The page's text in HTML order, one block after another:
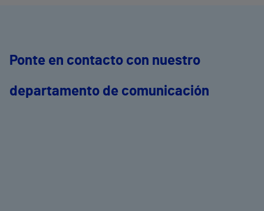
Ponte en contacto con nuestro
departamento de comunicación